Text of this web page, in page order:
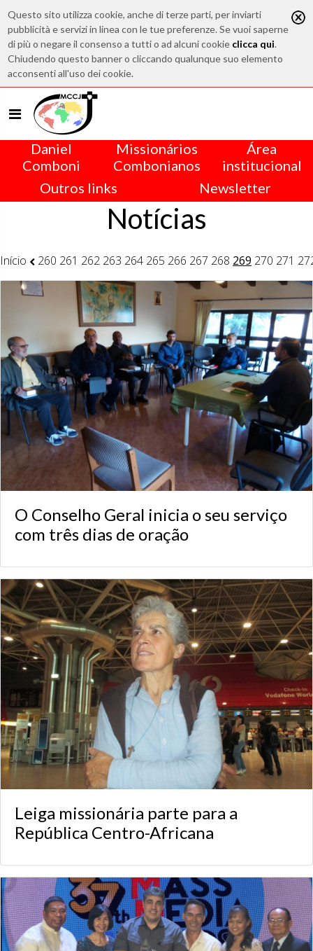
Questo sito utilizza cookie, anche di terze parti, per inviarti
pubblicità e servizi in linea con le tue preferenze. Se vuoi saperne
di più o negare il consenso a tutti o ad alcuni cookie clicca qui.
Chiudendo questo banner o cliccando qualunque suo elemento
acconsenti all'uso dei cookie.
Daniel
Comboni
Missionários
Combonianos
Área
institucional
Outros links
Newsletter
Notícias
Início 260 261 262 263 264 265 266 267 268 269 270 271
O Conselho Geral inicia o seu serviço
com três dias de oração
Leiga missionária parte para a
República Centro-Africana